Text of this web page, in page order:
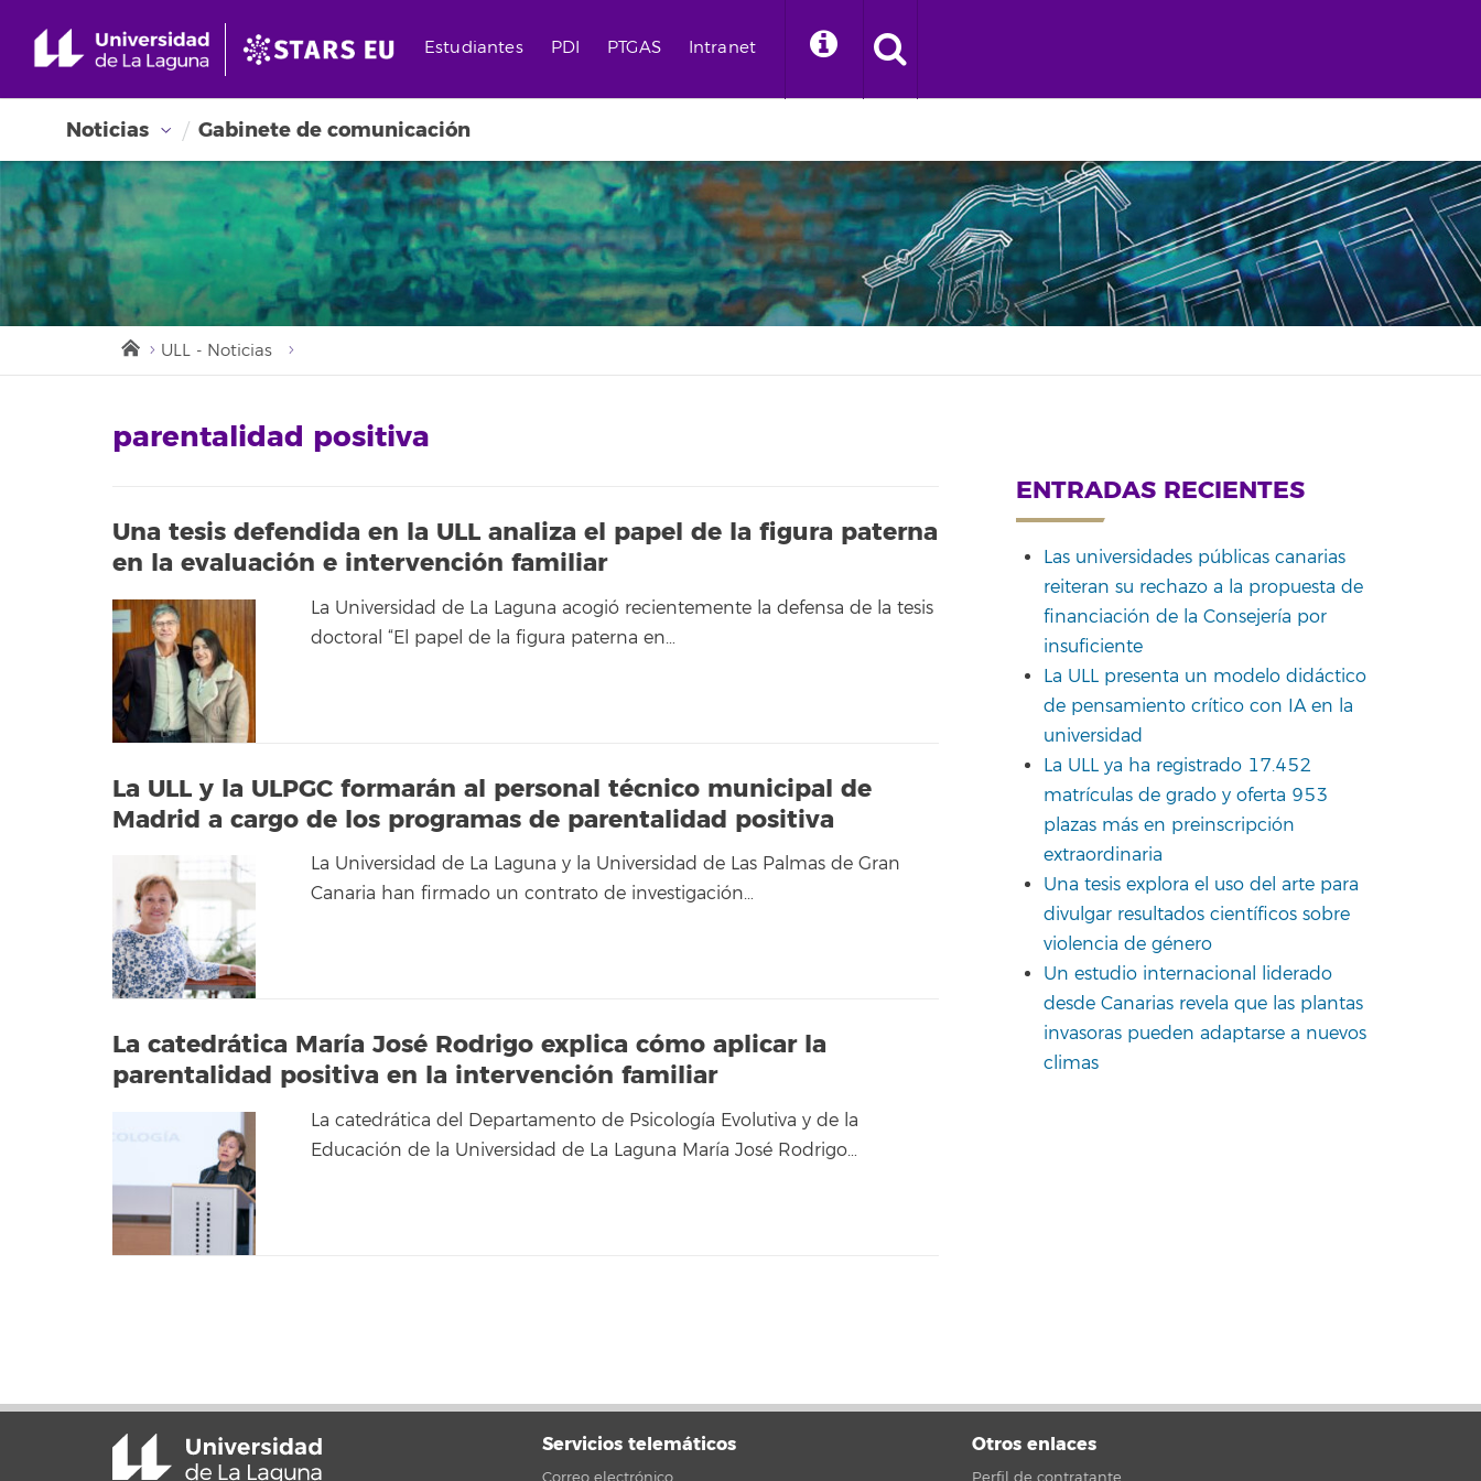
Estudiantes PDI PTGAS Intranet
Noticias Gabinete de comunicación
ULL - Noticias
parentalidad positiva
Una tesis defendida en la ULL analiza el papel de la figura paterna
en la evaluación e intervención familiar
La Universidad de La Laguna acogió recientemente la defensa de la tesis
doctoral “El papel de la figura paterna en…
La ULL y la ULPGC formarán al personal técnico municipal de
Madrid a cargo de los programas de parentalidad positiva
La Universidad de La Laguna y la Universidad de Las Palmas de Gran
Canaria han firmado un contrato de investigación…
La catedrática María José Rodrigo explica cómo aplicar la
parentalidad positiva en la intervención familiar
La catedrática del Departamento de Psicología Evolutiva y de la
Educación de la Universidad de La Laguna María José Rodrigo…
ENTRADAS RECIENTES
Las universidades públicas canarias
reiteran su rechazo a la propuesta de
financiación de la Consejería por
insuficiente
La ULL presenta un modelo didáctico
de pensamiento crítico con IA en la
universidad
La ULL ya ha registrado 17.452
matrículas de grado y oferta 953
plazas más en preinscripción
extraordinaria
Una tesis explora el uso del arte para
divulgar resultados científicos sobre
violencia de género
Un estudio internacional liderado
desde Canarias revela que las plantas
invasoras pueden adaptarse a nuevos
climas
Servicios telemáticos
Correo electrónico
Otros enlaces
Perfil de contratante